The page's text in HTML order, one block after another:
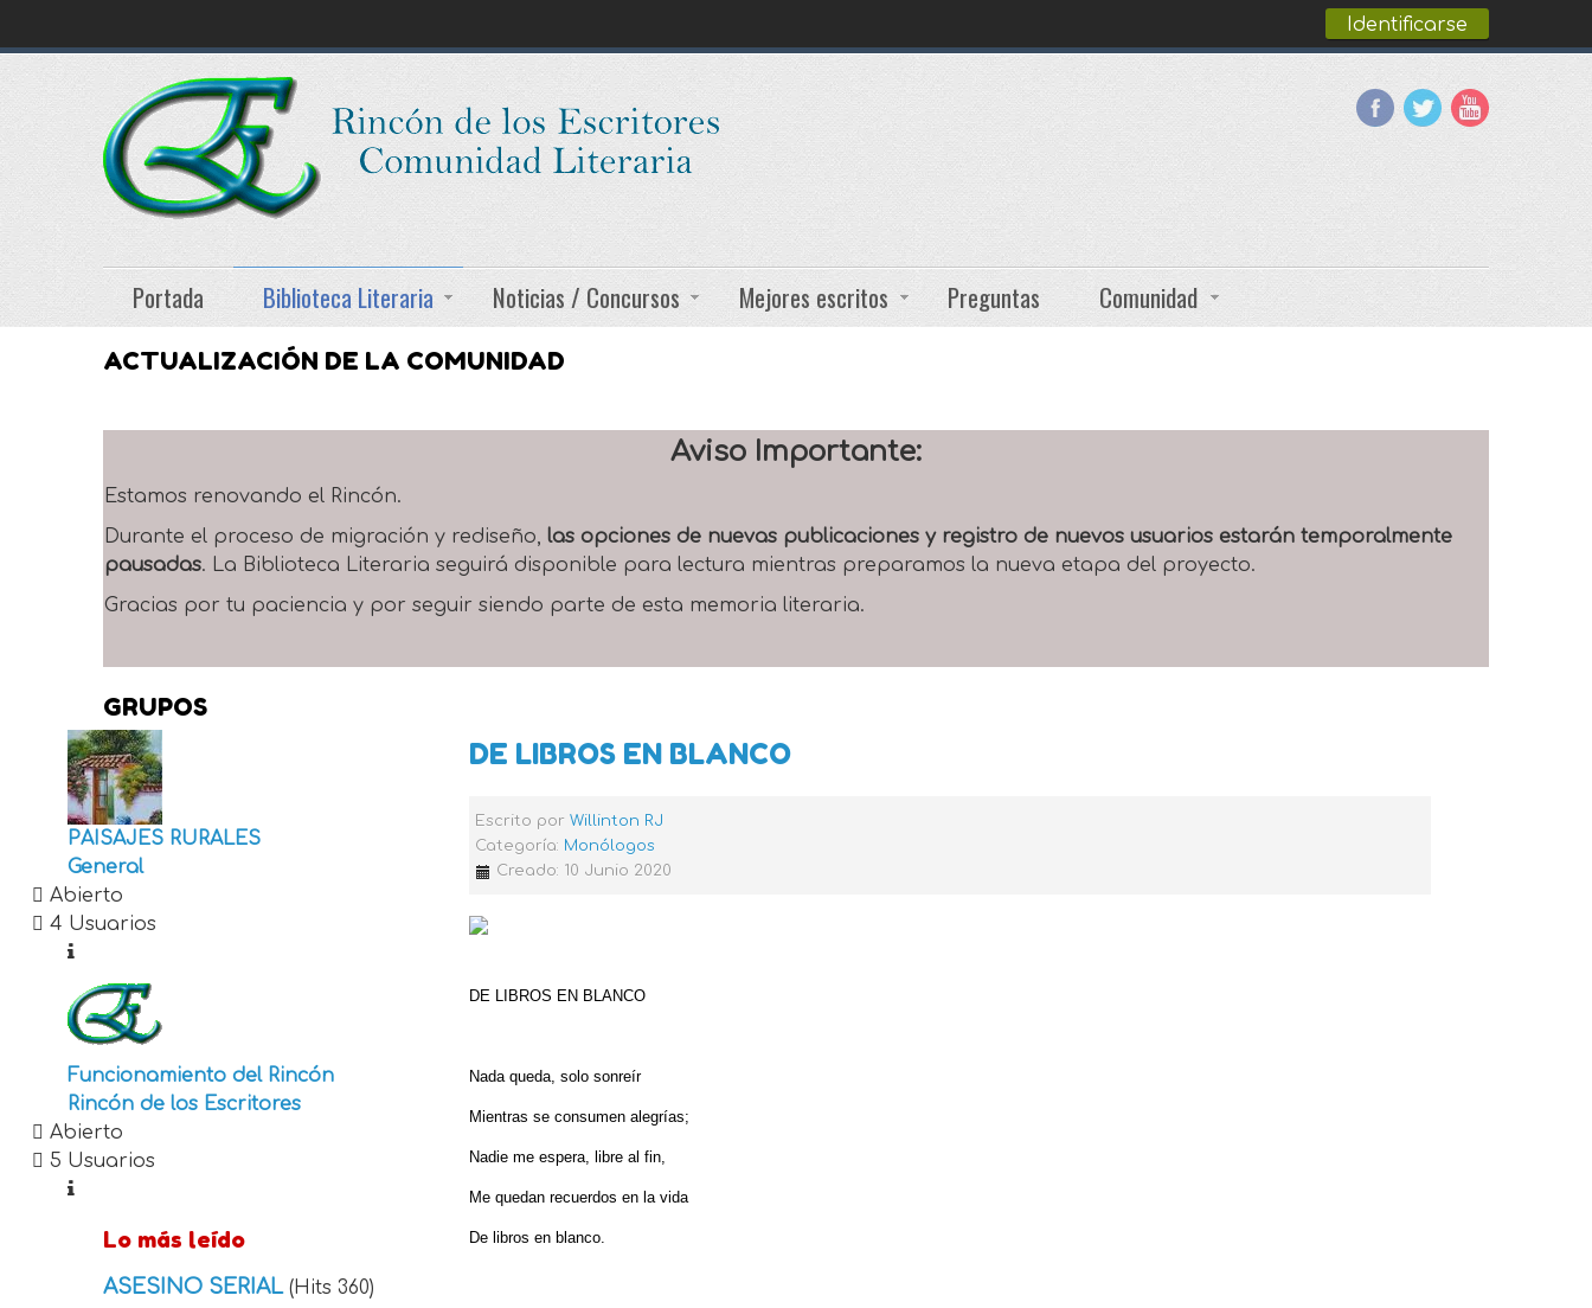
Identificarse
Portada Biblioteca Literaria Noticias / Concursos Mejores escritos Preguntas Comunidad
ACTUALIZACIÓN DE LA COMUNIDAD
Aviso Importante:
Estamos renovando el Rincón.
Durante el proceso de migración y rediseño, las opciones de nuevas publicaciones y registro de nuevos usuarios estarán temporalmente
pausadas. La Biblioteca Literaria seguirá disponible para lectura mientras preparamos la nueva etapa del proyecto.
Gracias por tu paciencia y por seguir siendo parte de esta memoria literaria.
DE LIBROS EN BLANCO
Escrito porWillinton RJ
Categoría: Monólogos
Creado: 10 Junio 2020
DE LIBROS EN BLANCO
Nada queda, solo sonreír
Mientras se consumen alegrías;
Nadie me espera, libre al fin,
Me quedan recuerdos en la vida
De libros en blanco.
GRUPOS
PAISAJES RURALES
General
Abierto
4 Usuarios
Funcionamiento del Rincón
Rincón de los Escritores
Abierto
5 Usuarios
Lo más leído
ASESINO SERIAL (Hits 360)